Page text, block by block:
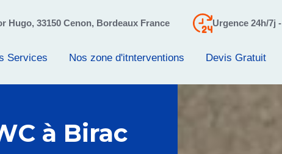
Hugo, 33150 Cenon, Bordeaux France Urgence 24h/7j
Services Nos zone d'itnterventions Devis Gratuit
à Birac